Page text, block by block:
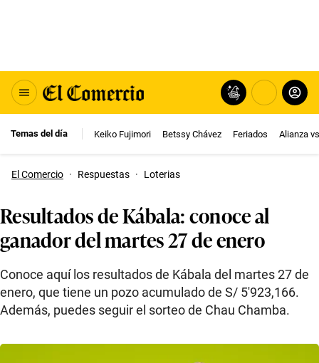
Temas del día Keiko Fujimori Betssy Chávez Feriados Alianza
El Comercio · Respuestas · Loterias
Resultados de Kábala: conoce al
ganador del martes 27 de enero
Conoce aquí los resultados de Kábala del martes 27 de
enero, que tiene un pozo acumulado de S/ 5′923,166.
Además, puedes seguir el sorteo de Chau Chamba.